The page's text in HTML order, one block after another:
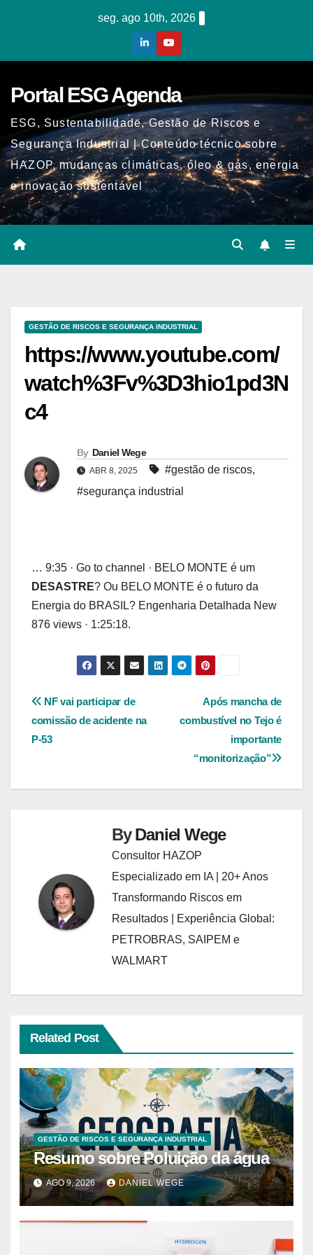
seg. ago 10th, 2026
Portal ESG Agenda
ESG, Sustentabilidade, Gestão de Riscos e
Segurança Industrial | Conteúdo técnico sobre
HAZOP, mudanças climáticas, óleo & gás, energia
e inovação sustentável
GESTÃO DE RISCOS E SEGURANÇA INDUSTRIAL
https://www.youtube.com/
watch%3Fv%3D3hio1pd3N
c4
By Daniel Wege
ABR 8, 2025 #gestão de riscos,
#segurança industrial
… 9:35 · Go to channel · BELO MONTE é um
DESASTRE? Ou BELO MONTE é o futuro da
Energia do BRASIL? Engenharia Detalhada New
876 views · 1:25:18.
Navegação
de
Após mancha de
combustível no Tejo é
importante
“monitorização”
NF vai participar de
comissão de acidente na
P-53
ByDaniel Wege
Consultor HAZOP
Especializado em IA | 20+ Anos
Transformando Riscos em
Resultados | Experiência Global:
PETROBRAS, SAIPEM e
WALMART
Related Post
GESTÃO DE RISCOS E SEGURANÇA INDUSTRIAL
Resumo sobre Poluição da água
AGO 9, 2026 DANIEL WEGE